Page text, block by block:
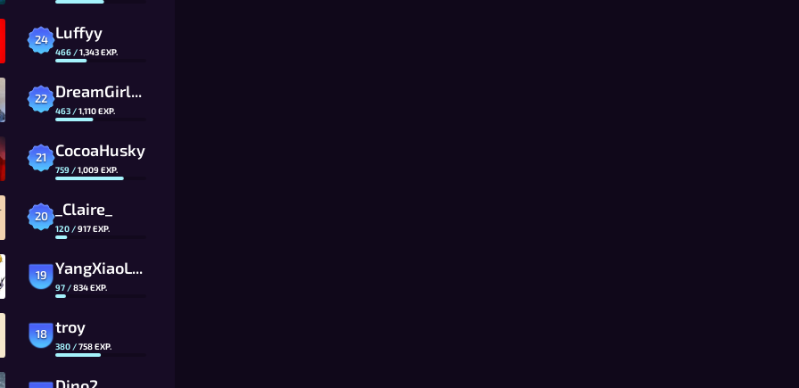
24 Luffyy
466 /1,343EXP.
22 DreamGirl_03
463 /1,110EXP.
21 CocoaHusky
759 /1,009EXP.
20 _Claire_
120 /917EXP.
19 YangXiaoLong
97 /834EXP.
18 troy
380 /758EXP.